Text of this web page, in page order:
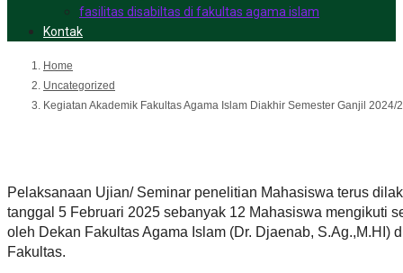
fasilitas disabiltas di fakultas agama islam
Kontak
Home
Uncategorized
Kegiatan Akademik Fakultas Agama Islam Diakhir Semester Ganjil 2024/
Pelaksanaan Ujian/ Seminar penelitian Mahasiswa terus
tanggal 5 Februari 2025 sebanyak 12 Mahasiswa mengikuti
oleh Dekan Fakultas Agama Islam (Dr. Djaenab,
Fakultas.